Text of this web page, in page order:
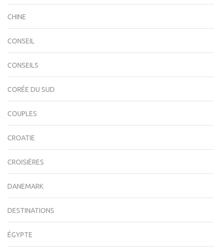
CHINE
CONSEIL
CONSEILS
CORÉE DU SUD
COUPLES
CROATIE
CROISIÈRES
DANEMARK
DESTINATIONS
ÉGYPTE